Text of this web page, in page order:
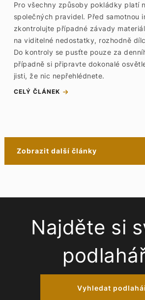
Pro všechny způsoby pokládky platí
společných pravidel. Před samotnou
zkontrolujte případné závady
na viditelné nedostatky, rozhodně
Do kontroly se pusťte pouze za
případně si připravte dokonalé
jisti, že nic nepřehlédnete.
CELÝ ČLÁNEK
Zobrazit další články
Najděte si
Vyhledat